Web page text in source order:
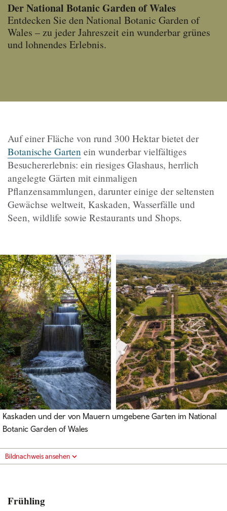
Der National Botanic Garden of Wales
Entdecken Sie den National Botanic Garden of
Wales – zu jeder Jahreszeit ein wunderbar grünes
und lohnendes Erlebnis.
Auf einer Fläche von rund 300 Hektar bietet der
Botanische Garten ein wunderbar vielfältiges
Besuchererlebnis: ein riesiges Glashaus, herrlich
angelegte Gärten mit einmaligen
Pflanzensammlungen, darunter einige der seltensten
Gewächse weltweit, Kaskaden, Wasserfälle und
Seen, wildlife sowie Restaurants und Shops.
Kaskaden und der von Mauern umgebene Garten im National
Botanic Garden of Wales
Bildnachweis ansehen
Frühling